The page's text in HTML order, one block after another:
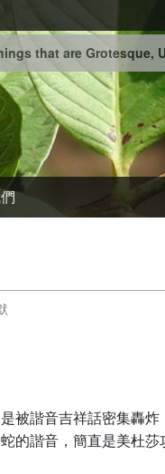
that are
被諧音吉祥話密集轟炸
的諧音，簡直是美杜莎